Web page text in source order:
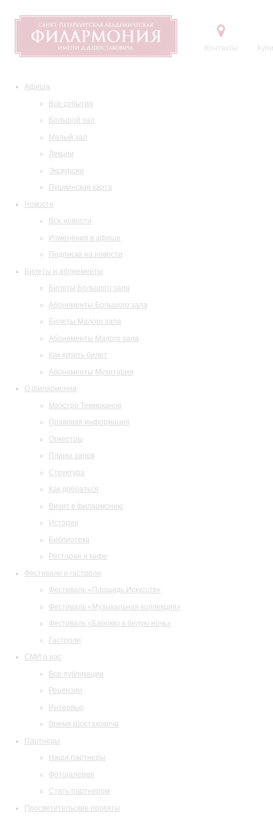
Контакты
Афиша
Все события
Большой зал
Малый зал
Лекции
Экскурсии
Пушкинская карта
Новости
Все новости
Изменения в афише
Подписка на новости
Билеты и абонементы
Билеты Большого зала
Абонементы Большого зала
Билеты Малого зала
Абонементы Малого зала
Как купить билет
Абонементы Музитория
О филармонии
Маэстро Темирканов
Правовая информация
Оркестры
Планы залов
Структура
Как добраться
Визит в филармонию
История
Библиотека
Ресторан и кафе
Фестивали и гастроли
Фестиваль «Площадь Искусств»
Фестиваль «Музыкальная коллекция»
Фестиваль «Барокко в белую ночь»
Гастроли
СМИ о нас
Все публикации
Рецензии
Интервью
Время Шостаковича
Партнеры
Наши партнеры
Фотогалерея
Стать партнером
Просветительские проекты